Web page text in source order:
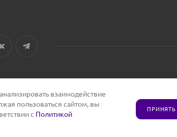
взаимодействие
пользоваться сайтом, вы
с Политикой
ПРИНЯТЬ